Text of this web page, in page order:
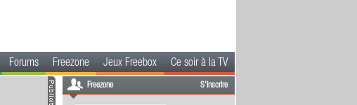
Forums Freezone Jeux Freebox Ce soir à la TV
Freezone S'inscrire